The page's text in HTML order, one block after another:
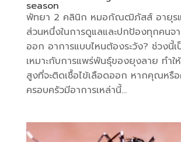
season
พัทยา 2 คลินิก หมอกัณฒิภัสส์ อายุร
ส่วนหนึ่งในการดูแลและปกป้องทุกคนจ
ออก อาการแบบไหนต้องระวัง? ช่วงนี้
เหมาะกับการแพร่พันธุ์ของยุงลาย ทำใ
สูงที่จะติดเชื้อไข้เลือดออก หากคุณหรือ
ครอบครัวมีอาการเหล่านี้...